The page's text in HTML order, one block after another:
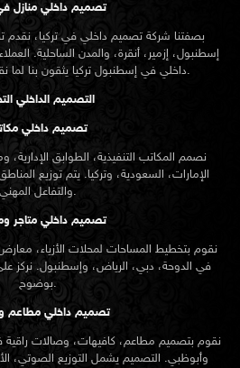
تصميم داخلي منازل
بصفتنا شركة تصميم داخلي في تركيا، نقدم
إسطنبول، إزمير، أنقرة، والمدن الساحلية.
داخلي في إسطنبولتركيا يثقون بنا لما نقدمه من خدمات متكاملة.
التصميم الداخلي
تصميم داخلي
نصمم المكاتب التنفيذية، الطوابق
الإمارات، السعودية، وتركيا. يتم توزيع
والتفاعل المهني.
تصميم داخلي متاجر
نقوم بتخطيط المساحات لمحلات الأزياء، معارض
في الدوحة، دبي، الرياض، وإسطنبول. نركز
بوضوح.
تصميم داخلي مطاعم
نقوم بتصميم مطاعم، كافيهات، وصالات راقية
وأبوظبي. التصميم يشمل التوزيع الصوتي،